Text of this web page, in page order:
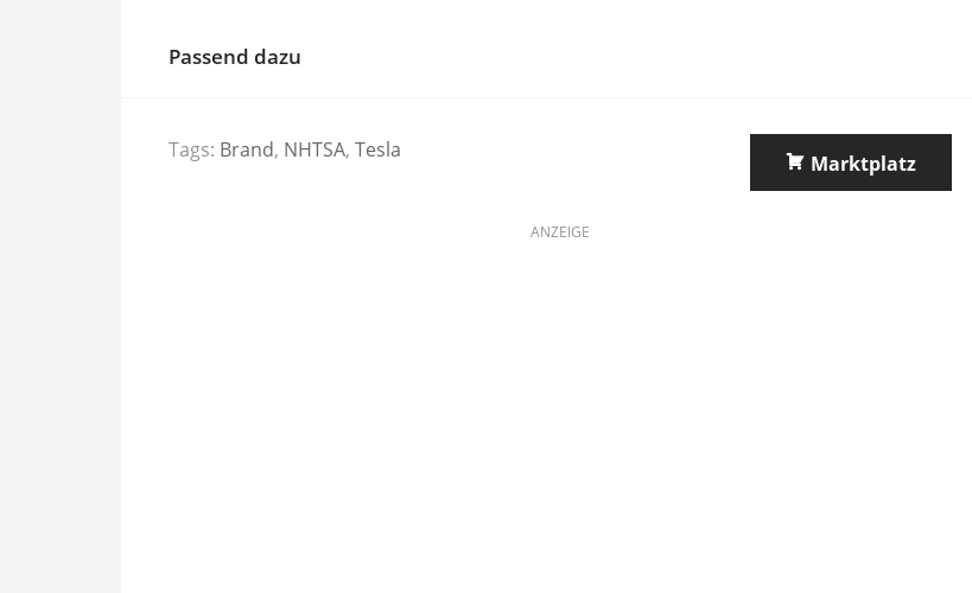
Passend dazu
Tags: Brand, NHTSA, Tesla
Marktplatz
ANZEIGE